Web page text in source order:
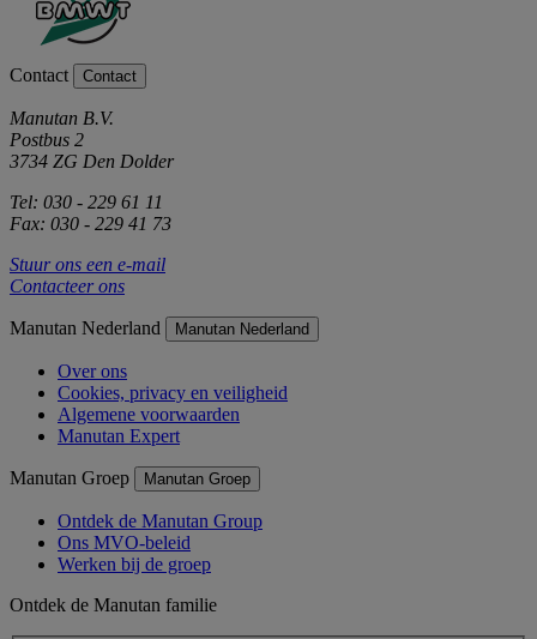
Contact Contact
Manutan B.V.
Postbus 2
3734 ZG Den Dolder
Tel: 030 - 229 61 11
Fax: 030 - 229 41 73
Stuur ons een e-mail
Contacteer ons
Manutan Nederland Manutan Nederland
Over ons
Cookies, privacy en veiligheid
Algemene voorwaarden
Manutan Expert
Manutan Groep Manutan Groep
Ontdek de Manutan Group
Ons MVO-beleid
Werken bij de groep
Ontdek de Manutan familie